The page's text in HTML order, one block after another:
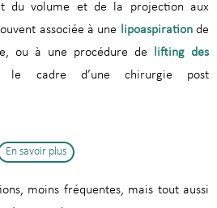
du volume et de la projection aux
associée à une
lipoaspiration de
ou à une procédure de
lifting des
le cadre d’une chirurgie post
En savoir plus
moins fréquentes, mais tout aussi